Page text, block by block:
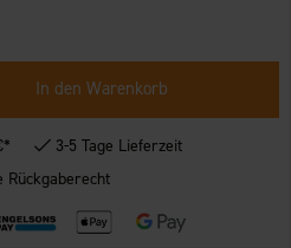
In den Warenkorb
3-5 Tage Lieferzeit
Rückgaberecht